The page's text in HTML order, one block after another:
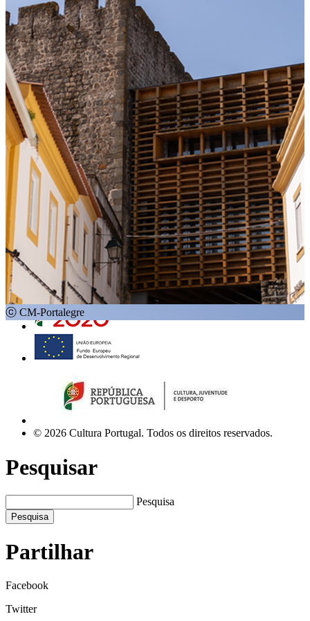
ⓒ CM-Portalegre
Saber
Participar
Estatuto dos Profissionais da Área da Cultura
Plano Nacional das Artes
Mecenato Cultural
Apoiar a cultura através do seu IRS
Autorização de residência por Investimento
Criar
Apoios
Siga-nos
Contactos Organismos
Contacto Institucional
Quem Somos
Termos e Condições
Cofinanciado por:
© 2026 Cultura Portugal. Todos os direitos reservados.
Pesquisar
Pesquisa
Pesquisa
Partilhar
Facebook
Twitter